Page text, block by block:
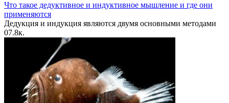
Что такое дедуктивное и индуктивное мышление и где они
применяются
Дедукция и индукция являются двумя основными методами
07.8к.